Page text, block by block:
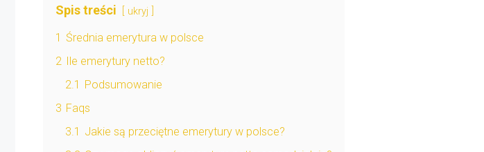
Spis treści ukryj
1 Średnia emerytura w polsce
2
Ile emerytury netto?
2.1
Podsumowanie
3 Faqs
3.1 Jakie są przeciętne emerytury w polsce?